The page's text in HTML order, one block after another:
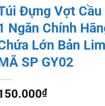
Đựng Vợt Cầu
Ngăn Chính
Lớn Bản
SP GY02
₫